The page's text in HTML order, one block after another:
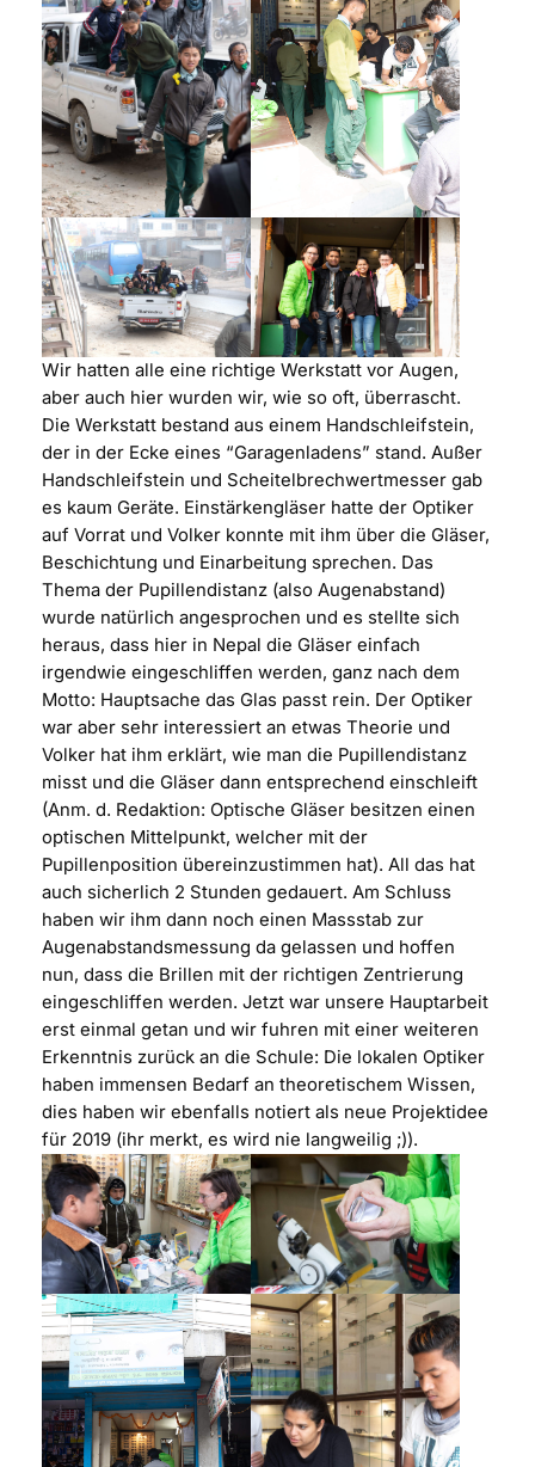
Wir hatten alle eine richtige Werkstatt vor Augen,
aber auch hier wurden wir, wie so oft, überrascht.
Die Werkstatt bestand aus einem Handschleifstein,
der in der Ecke eines “Garagenladens” stand. Außer
Handschleifstein und Scheitelbrechwertmesser gab
es kaum Geräte. Einstärkengläser hatte der Optiker
auf Vorrat und Volker konnte mit ihm über die Gläser,
Beschichtung und Einarbeitung sprechen. Das
Thema der Pupillendistanz (also Augenabstand)
wurde natürlich angesprochen und es stellte sich
heraus, dass hier in Nepal die Gläser einfach
irgendwie eingeschliffen werden, ganz nach dem
Motto: Hauptsache das Glas passt rein. Der Optiker
war aber sehr interessiert an etwas Theorie und
Volker hat ihm erklärt, wie man die Pupillendistanz
misst und die Gläser dann entsprechend einschleift
(Anm. d. Redaktion: Optische Gläser besitzen einen
optischen Mittelpunkt, welcher mit der
Pupillenposition übereinzustimmen hat). All das hat
auch sicherlich 2 Stunden gedauert. Am Schluss
haben wir ihm dann noch einen Massstab zur
Augenabstandsmessung da gelassen und hoffen
nun, dass die Brillen mit der richtigen Zentrierung
eingeschliffen werden. Jetzt war unsere Hauptarbeit
erst einmal getan und wir fuhren mit einer weiteren
Erkenntnis zurück an die Schule: Die lokalen Optiker
haben immensen Bedarf an theoretischem Wissen,
dies haben wir ebenfalls notiert als neue Projektidee
für 2019 (ihr merkt, es wird nie langweilig ;)).